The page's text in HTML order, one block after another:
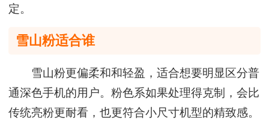
定。
雪山粉适合谁
雪山粉更偏柔和和轻盈，适合想要明显区分普
通深色手机的用户。粉色系如果处理得克制，会比
传统亮粉更耐看，也更符合小尺寸机型的精致感。